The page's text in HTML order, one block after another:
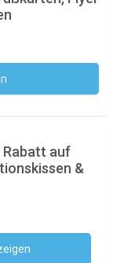
Rabatt auf
&